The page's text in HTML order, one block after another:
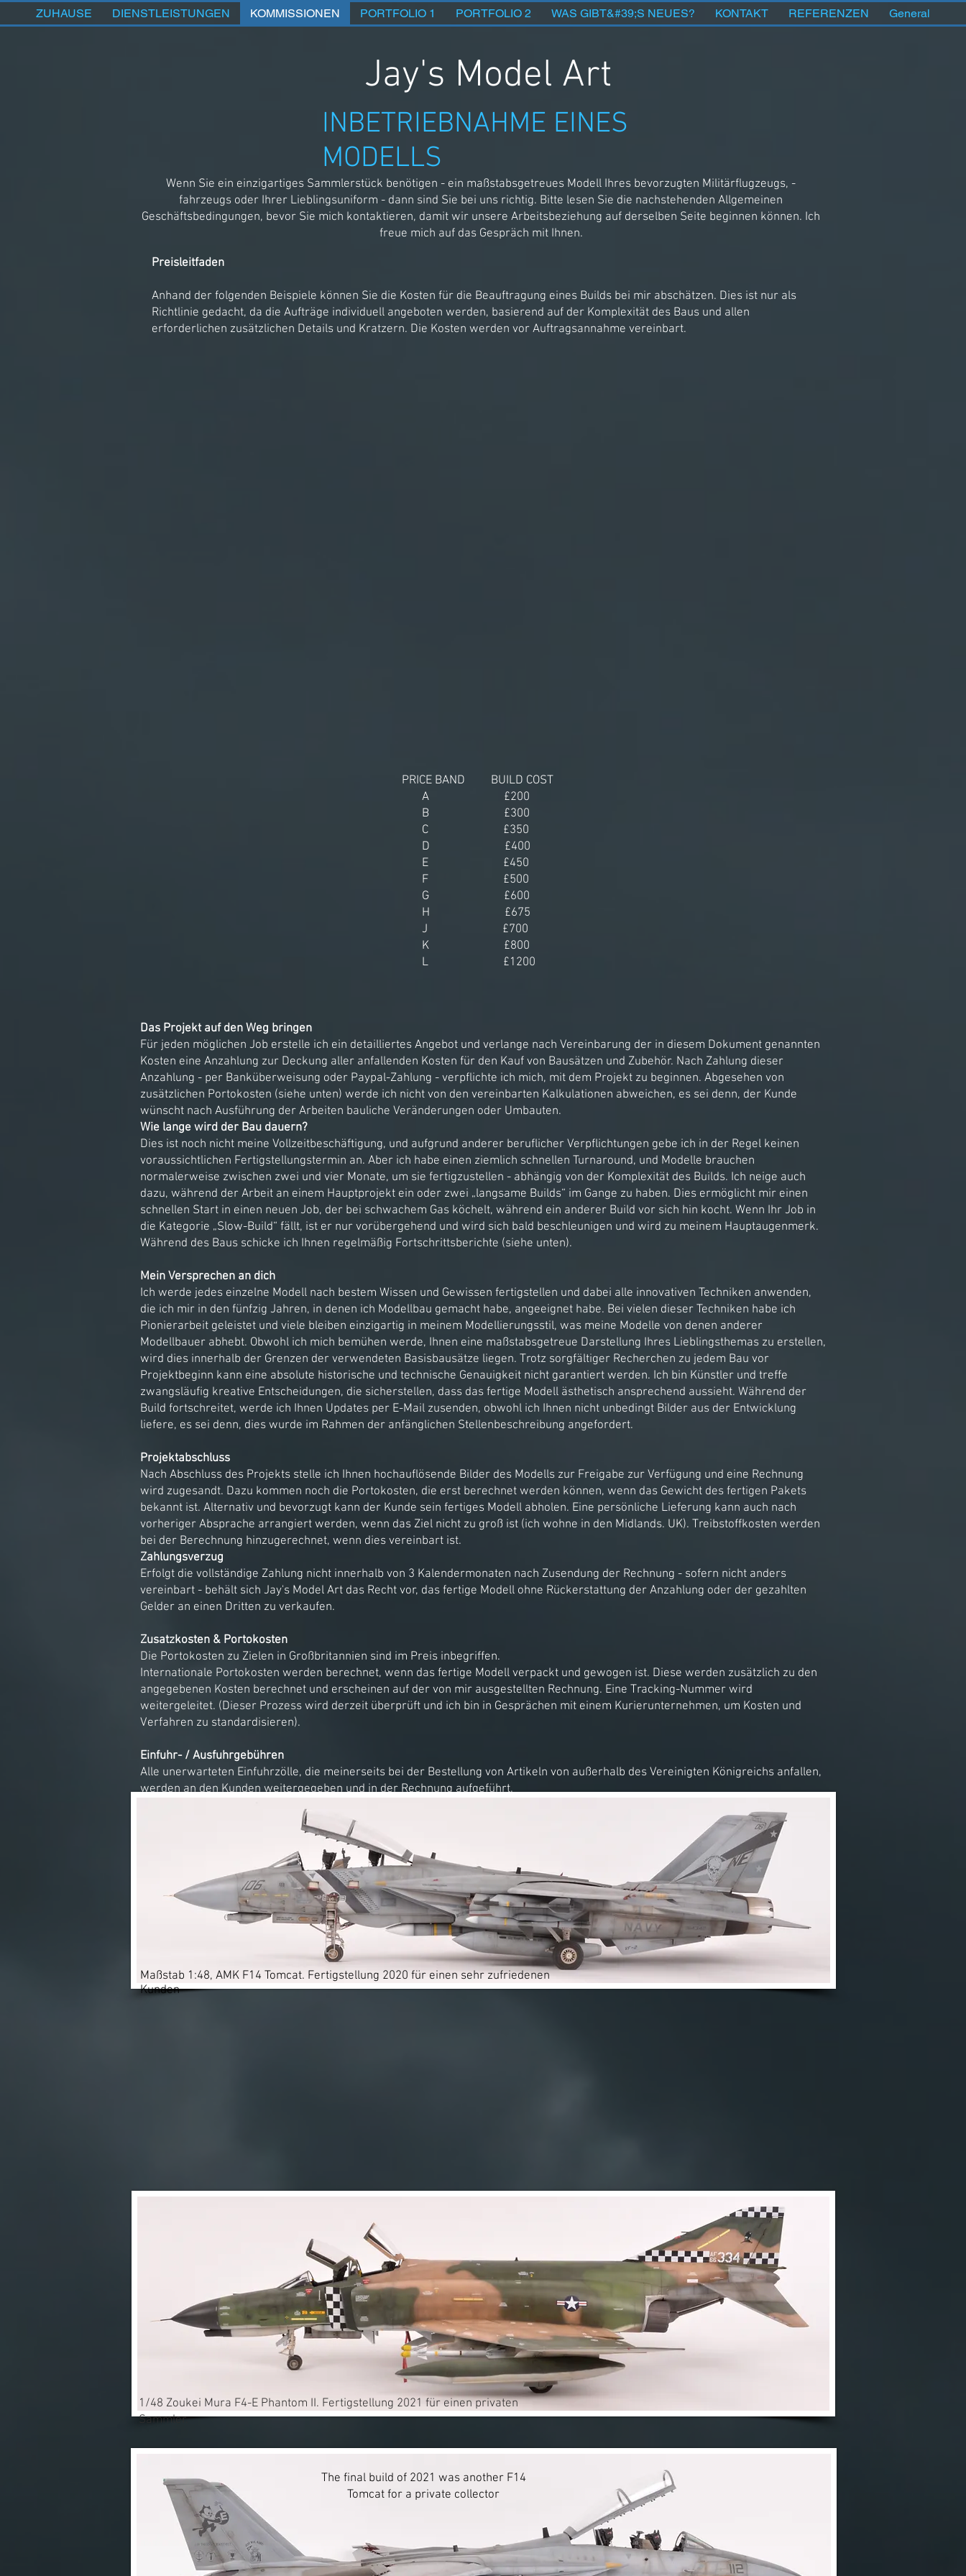
ZUHAUSE DIENSTLEISTUNGEN KOMMISSIONEN PORTFOLIO 1 PORTFOLIO 2 WAS GIBT&#39;S NEUES? KONTAKT REFERENZEN General
Jay's Model Art
INBETRIEBNAHME EINES
MODELLS
Wenn Sie ein einzigartiges Sammlerstück benötigen - ein maßstabsgetreues Modell Ihres bevorzugten Militärflugzeugs, -
fahrzeugs oder Ihrer Lieblingsuniform - dann sind Sie bei uns richtig. Bitte lesen Sie die nachstehenden Allgemeinen
Geschäftsbedingungen, bevor Sie mich kontaktieren, damit wir unsere Arbeitsbeziehung auf derselben Seite beginnen können. Ich
freue mich auf das Gespräch mit Ihnen.
Preisleitfaden
Anhand der folgenden Beispiele können Sie die Kosten für die Beauftragung eines Builds bei mir abschätzen. Dies ist nur als
Richtlinie gedacht, da die Aufträge individuell angeboten werden, basierend auf der Komplexität des Baus und allen
erforderlichen zusätzlichen Details und Kratzern. Die Kosten werden vor Auftragsannahme vereinbart.
PRICE BAND BUILD COST
A £200
B £300
C £350
D £400
E £450
F £500
G £600
H £675
J £700
K £800
L £1200
Das Projekt auf den Weg bringen
Für jeden möglichen Job erstelle ich ein detailliertes Angebot und verlange nach Vereinbarung der in diesem Dokument genannten
Kosten eine Anzahlung zur Deckung aller anfallenden Kosten für den Kauf von Bausätzen und Zubehör. Nach Zahlung dieser
Anzahlung - per Banküberweisung oder Paypal-Zahlung - verpflichte ich mich, mit dem Projekt zu beginnen. Abgesehen von
zusätzlichen Portokosten (siehe unten) werde ich nicht von den vereinbarten Kalkulationen abweichen, es sei denn, der Kunde
wünscht nach Ausführung der Arbeiten bauliche Veränderungen oder Umbauten.
Wie lange wird der Bau dauern?
Dies ist noch nicht meine Vollzeitbeschäftigung, und aufgrund anderer beruflicher Verpflichtungen gebe ich in der Regel keinen
voraussichtlichen Fertigstellungstermin an. Aber ich habe einen ziemlich schnellen Turnaround, und Modelle brauchen
normalerweise zwischen zwei und vier Monate, um sie fertigzustellen - abhängig von der Komplexität des Builds. Ich neige auch
dazu, während der Arbeit an einem Hauptprojekt ein oder zwei „langsame Builds“ im Gange zu haben. Dies ermöglicht mir einen
schnellen Start in einen neuen Job, der bei schwachem Gas köchelt, während ein anderer Build vor sich hin kocht. Wenn Ihr Job in
die Kategorie „Slow-Build“ fällt, ist er nur vorübergehend und wird sich bald beschleunigen und wird zu meinem Hauptaugenmerk.
Während des Baus schicke ich Ihnen regelmäßig Fortschrittsberichte (siehe unten).
Mein Versprechen an dich
Ich werde jedes einzelne Modell nach bestem Wissen und Gewissen fertigstellen und dabei alle innovativen Techniken anwenden,
die ich mir in den fünfzig Jahren, in denen ich Modellbau gemacht habe, angeeignet habe. Bei vielen dieser Techniken habe ich
Pionierarbeit geleistet und viele bleiben einzigartig in meinem Modellierungsstil, was meine Modelle von denen anderer
Modellbauer abhebt. Obwohl ich mich bemühen werde, Ihnen eine maßstabsgetreue Darstellung Ihres Lieblingsthemas zu erstellen,
wird dies innerhalb der Grenzen der verwendeten Basisbausätze liegen. Trotz sorgfältiger Recherchen zu jedem Bau vor
Projektbeginn kann eine absolute historische und technische Genauigkeit nicht garantiert werden. Ich bin Künstler und treffe
zwangsläufig kreative Entscheidungen, die sicherstellen, dass das fertige Modell ästhetisch ansprechend aussieht. Während der
Build fortschreitet, werde ich Ihnen Updates per E-Mail zusenden, obwohl ich Ihnen nicht unbedingt Bilder aus der Entwicklung
liefere, es sei denn, dies wurde im Rahmen der anfänglichen Stellenbeschreibung angefordert.
Projektabschluss
Nach Abschluss des Projekts stelle ich Ihnen hochauflösende Bilder des Modells zur Freigabe zur Verfügung und eine Rechnung
wird zugesandt. Dazu kommen noch die Portokosten, die erst berechnet werden können, wenn das Gewicht des fertigen Pakets
bekannt ist. Alternativ und bevorzugt kann der Kunde sein fertiges Modell abholen. Eine persönliche Lieferung kann auch nach
vorheriger Absprache arrangiert werden, wenn das Ziel nicht zu groß ist (ich wohne in den Midlands. UK). Treibstoffkosten werden
bei der Berechnung hinzugerechnet, wenn dies vereinbart ist.
Zahlungsverzug
Erfolgt die vollständige Zahlung nicht innerhalb von 3 Kalendermonaten nach Zusendung der Rechnung - sofern nicht anders
vereinbart - behält sich Jay's Model Art das Recht vor, das fertige Modell ohne Rückerstattung der Anzahlung oder der gezahlten
Gelder an einen Dritten zu verkaufen.
Zusatzkosten & Portokosten
Die Portokosten zu Zielen in Großbritannien sind im Preis inbegriffen.
Internationale Portokosten werden berechnet, wenn das fertige Modell verpackt und gewogen ist. Diese werden zusätzlich zu den
angegebenen Kosten berechnet und erscheinen auf der von mir ausgestellten Rechnung. Eine Tracking-Nummer wird
weitergeleitet. (Dieser Prozess wird derzeit überprüft und ich bin in Gesprächen mit einem Kurierunternehmen, um Kosten und
Verfahren zu standardisieren).
Einfuhr- / Ausfuhrgebühren
Alle unerwarteten Einfuhrzölle, die meinerseits bei der Bestellung von Artikeln von außerhalb des Vereinigten Königreichs anfallen,
werden an den Kunden weitergegeben und in der Rechnung aufgeführt.
Der Kunde ist für alle Einfuhrzölle oder -gebühren verantwortlich, die anfallen, wenn das Paket außerhalb des Vereinigten
Königreichs versendet wird. Diese werden manchmal vom Kurierdienst bei der Lieferung hinzugefügt. Eventuelle Streitigkeiten
über Transportschäden oder Transportschäden sind vom Kunden zu klären. (Das klingt bedrohlich, aber es ist noch nicht passiert,
und es wäre mir unmöglich, für Sie in einer Sprache zu streiten, die ich nicht spreche).
Jay Blakemore behält sich das Recht vor, in den Veröffentlichungen, zu denen er beiträgt, einzelne oder alle Bilder der von ihm in
Auftrag gegebenen Modelle zu veröffentlichen oder anderweitig zu verwenden. Jay Blakemore behält das Copyright aller Bilder.
Maßstab 1:48, AMK F14 Tomcat. Fertigstellung 2020 für einen sehr zufriedenen
Kunden
1/48 Zoukei Mura F4-E Phantom II. Fertigstellung 2021 für einen privaten
Sammler.
The final build of 2021 was another F14
Tomcat for a private collector